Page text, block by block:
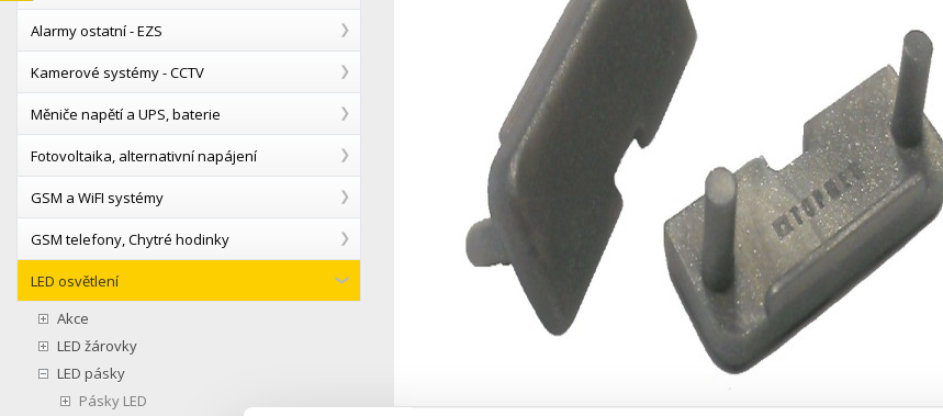
Alarmy ostatní - EZS
Kamerové systémy - CCTV
Měniče napětí a UPS, baterie
Fotovoltaika, alternativní napájení
GSM a WiFI systémy
GSM telefony, Chytré hodinky
LED osvětlení
Akce
LED žárovky
LED pásky
Pásky LED